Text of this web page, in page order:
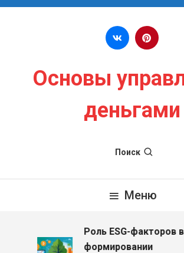
Перейти к содержимому
Основы
деньгами
Поиск
Меню
Роль ESG-факторов в
формировании